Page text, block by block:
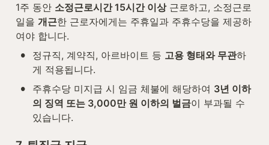
1주 동안 소정근로시간 15시간 이상 근로하고, 소정근로
일을 개근한 근로자에게는 주휴일과 주휴수당을 제공하
여야 합니다.
• 정규직, 계약직, 아르바이트 등 고용 형태와 무관하
게 적용됩니다.
• 주휴수당 미지급 시 임금 체불에 해당하여 3년 이하
의 징역 또는 3,000만 원 이하의 벌금이 부과될 수
있습니다.